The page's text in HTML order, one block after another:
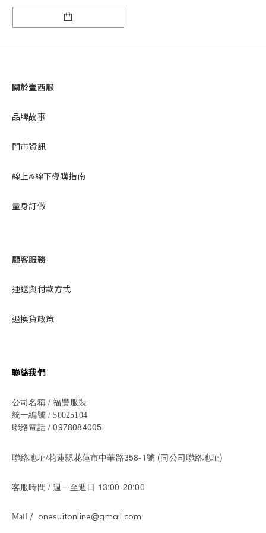
關於壹西服
品牌故事
門市資訊
線上&線下導購指南
量身訂做
顧客服務
運送與付款方式
退換貨政策
聯絡我們
公司名稱 / 福豐服裝
統一編號 / 50025104
聯絡電話/ 0978084005
聯絡地址/花蓮縣花蓮市中華路358-1號 (同公司聯絡地址)
客服時間 / 週一至週日 13:00-20:00
Mail / onesuitonline@gmail.com